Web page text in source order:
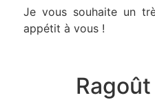
Je vous souhaite un
appétit à vous !